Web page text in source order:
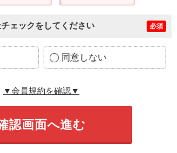
ェックをしてください 必須
同意しない
▼会員規約を確認▼